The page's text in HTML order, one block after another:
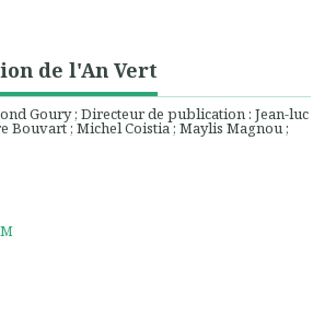
de l'An Vert
Goury ; Directeur de publication : Jean-luc
Bouvart ; Michel Coistia ; Maylis Magnou ;